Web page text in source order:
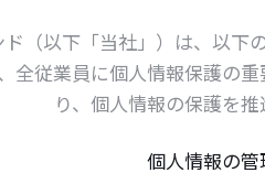
（以下「当社」）は、以下
全従業員に個人情報保護の
り、個人情報の保護を推
個人情報の管